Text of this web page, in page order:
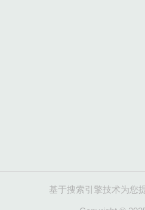
基于搜索引擎技术为您